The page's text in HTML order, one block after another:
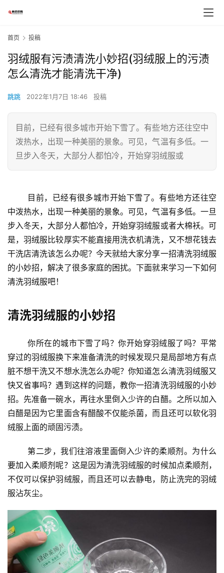
首页 投稿
羽绒服有污渍清洗小妙招(羽绒服上的污渍
怎么清洗才能清洗干净)
跳跳 2022年1月7日 18:46 投稿
目前，已经有很多城市开始下雪了。有些地方还往空中
泼热水，出现一种美丽的景象。可见，气温有多低。一
旦步入冬天，大部分人都怕冷，开始穿羽绒服或
中泼热水，出现一种美丽的景象。可见，气温有多低。一旦
步入冬天，大部分人都怕冷，开始穿羽绒服或者大棉袄。可
是，羽绒服比较厚实不能直接用洗衣机清洗，又不想花钱去
干洗店清洗该怎么办呢？今天就给大家分享一招清洗羽绒服
的小妙招，解决了很多家庭的困扰。下面就来学习一下如何
清洗羽绒服吧！
清洗羽绒服的小妙招
	你所在的城市下雪了吗？你开始穿羽绒服了吗？平常
穿过的羽绒服换下来准备清洗的时候发现只是局部地方有点
脏不想干洗又不想水洗怎么办呢？你知道怎么清洗羽绒服又
快又省事吗？遇到这样的问题，教你一招清洗羽绒服的小妙
招。先准备一碗水，再往水里倒入少许的白醋。之所以加入
白醋是因为它里面含有醋酸不仅能杀菌，而且还可以软化羽
绒服上面的顽固污渍。
要加入柔顺剂呢？这是因为清洗羽绒服的时候加点柔顺剂，
不仅可以保护羽绒服，而且还可以去静电，防止洗完的羽绒
服沾灰尘。